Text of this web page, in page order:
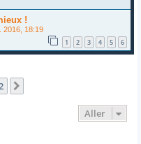
!
2016, 18:19
1 2 3 4 5 6
2
Aller